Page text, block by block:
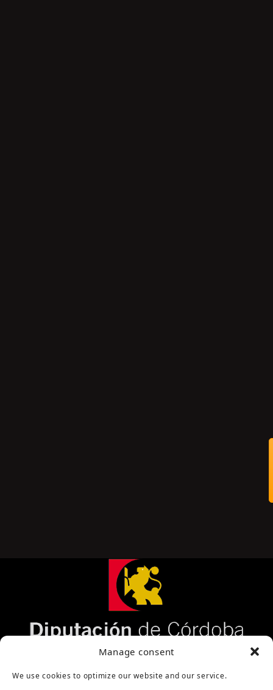
Manage consent
We use cookies to optimize our website and our service.
Página cofinanciada por la Diputación de Córdoba